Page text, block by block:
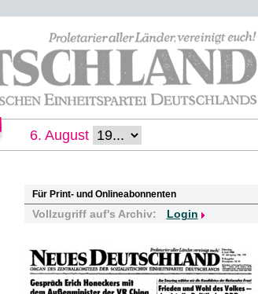
6. August
Für Print- und Onlineabonnenten
Vollzugriff auf's Archiv: Login